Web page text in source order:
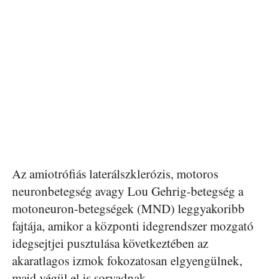
Az amiotrófiás laterálszklerózis, motoros
neuronbetegség avagy Lou Gehrig-betegség a
motoneuron-betegségek (MND) leggyakoribb
fajtája, amikor a központi idegrendszer mozgató
idegsejtjei pusztulása következtében az
akaratlagos izmok fokozatosan elgyengülnek,